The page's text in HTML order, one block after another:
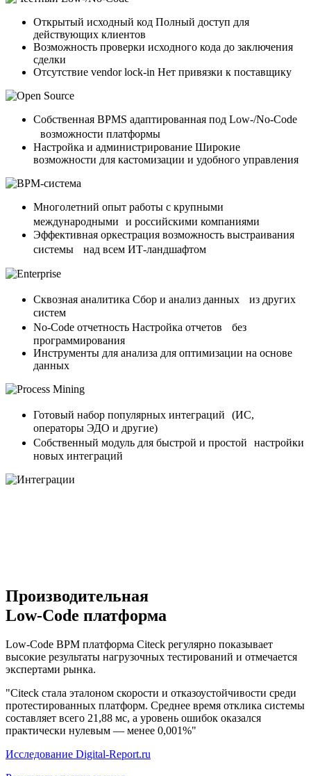
Открытый исходный код Полный доступ для
действующих клиентов
Возможность проверки исходного кода до заключения
сделки
Отсутствие vendor lock-in Нет привязки к поставщику
Собственная BPMS адаптированная под Low-/No-Code
возможности платформы
Настройка и администрирование Широкие
возможности для кастомизации и удобного управления
Многолетний опыт работы с крупными
международными и российскими компаниями
Эффективная оркестрация возможность выстраивания
системы над всем ИТ-ландшафтом
Сквозная аналитика Сбор и анализ данных из других
систем
No-Code отчетность Настройка отчетов без
программирования
Инструменты для анализа для оптимизации на основе
данных
Готовый набор популярных интеграций (ИС,
операторы ЭДО и другие)
Собственный модуль для быстрой и простой настройки
новых интеграций
Производительная
Low-Code платформа
Low-Code BPM платформа Citeck регулярно показывает
высокие результаты нагрузочных тестирований и отмечается
экспертами рынка.
"Citeck стала эталоном скорости и отказоустойчивости среди
протестированных платформ. Среднее время отклика системы
составляет всего 21,88 мс, а уровень ошибок оказался
практически нулевым — менее 0,001%"
Исследование Digital-Report.ru